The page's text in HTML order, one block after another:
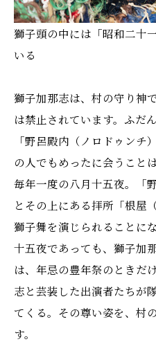
獅子頭の中には「昭和二十
いる
獅子加那志は、村の守り神
は禁止されています。ふだ
「野呂殿内（ノロドゥンチ
の人でもめったに会うこと
毎年一度の八月十五夜。「
とその上にある拝所「根屋
獅子舞を演じられることに
十五夜であっても、獅子加
は、年忌の豊年祭のときだ
志と芸装した出演者たちが
てくる。その尊い姿を、村
す。